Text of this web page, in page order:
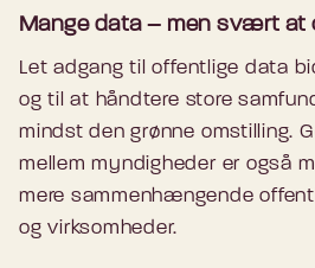
Mange data – men svært at
Let adgang til offentlige data
og til at håndtere store
mindst den grønne omstilling.
mellem myndigheder er også
mere sammenhængende
og virksomheder.